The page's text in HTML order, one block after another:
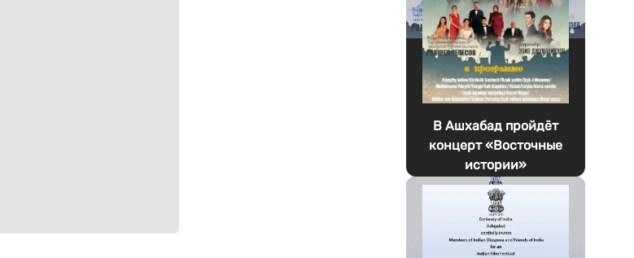
В Ашхабад пройдёт
концерт «Восточные
истории»